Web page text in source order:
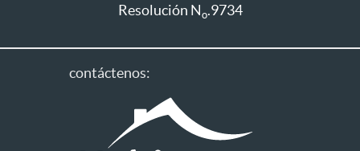
Resolución N o.9734
contáctenos: